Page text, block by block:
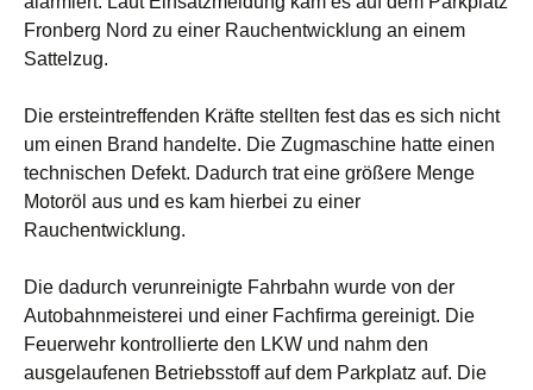
Fronberg Nord zu einer Rauchentwicklung an einem
Sattelzug.
Die ersteintreffenden Kräfte stellten fest das es sich nicht
um einen Brand handelte. Die Zugmaschine hatte einen
technischen Defekt. Dadurch trat eine größere Menge
Motoröl aus und es kam hierbei zu einer
Rauchentwicklung.
Die dadurch verunreinigte Fahrbahn wurde von der
Autobahnmeisterei und einer Fachfirma gereinigt. Die
Feuerwehr kontrollierte den LKW und nahm den
ausgelaufenen Betriebsstoff auf dem Parkplatz auf. Die